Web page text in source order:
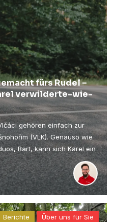
fürs Rudel –
verwilderte-wie-
gehören einfach zur
(VLK). Genauso wie
Bart, kann sich Karel ein
Berichte Über uns für Sie